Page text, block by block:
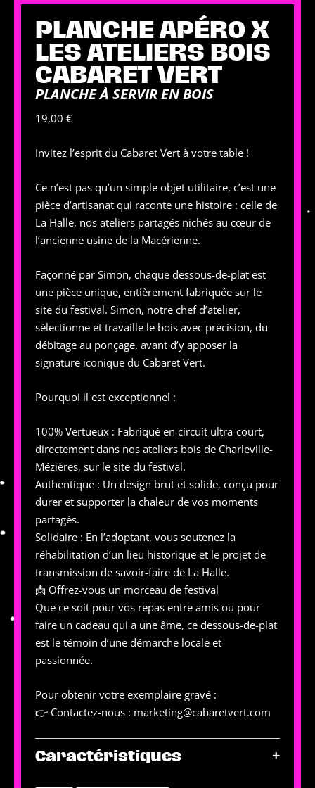
PLANCHE APÉRO X
LES ATELIERS BOIS
CABARET VERT
PLANCHE À SERVIR EN BOIS
19,00 €
Invitez l’esprit du Cabaret Vert à votre table !
Ce n’est pas qu’un simple objet utilitaire, c’est une
pièce d’artisanat qui raconte une histoire : celle de
La Halle, nos ateliers partagés nichés au cœur de
l’ancienne usine de la Macérienne.
Façonné par Simon, chaque dessous-de-plat est
une pièce unique, entièrement fabriquée sur le
site du festival. Simon, notre chef d’atelier,
sélectionne et travaille le bois avec précision, du
débitage au ponçage, avant d’y apposer la
signature iconique du Cabaret Vert.
Pourquoi il est exceptionnel :
100% Vertueux : Fabriqué en circuit ultra-court,
directement dans nos ateliers bois de Charleville-
Mézières, sur le site du festival.
Authentique : Un design brut et solide, conçu pour
durer et supporter la chaleur de vos moments
partagés.
Solidaire : En l’adoptant, vous soutenez la
réhabilitation d’un lieu historique et le projet de
transmission de savoir-faire de La Halle.
📩 Offrez-vous un morceau de festival
Que ce soit pour vos repas entre amis ou pour
faire un cadeau qui a une âme, ce dessous-de-plat
est le témoin d’une démarche locale et
passionnée.
Pour obtenir votre exemplaire gravé :
👉 Contactez-nous : marketing@cabaretvert.com
Caractéristiques +